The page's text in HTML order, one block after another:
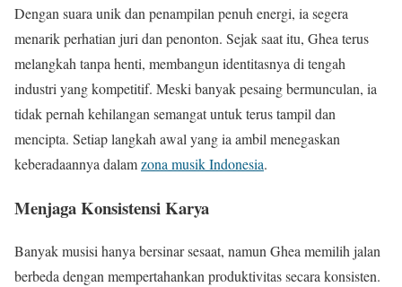
Dengan suara unik dan penampilan penuh energi, ia segera
menarik perhatian juri dan penonton. Sejak saat itu, Ghea terus
melangkah tanpa henti, membangun identitasnya di tengah
industri yang kompetitif. Meski banyak pesaing bermunculan, ia
tidak pernah kehilangan semangat untuk terus tampil dan
mencipta. Setiap langkah awal yang ia ambil menegaskan
keberadaannya dalamzona musik Indonesia.
Menjaga Konsistensi Karya
Banyak musisi hanya bersinar sesaat, namun Ghea memilih jalan
berbeda dengan mempertahankan produktivitas secara konsisten.